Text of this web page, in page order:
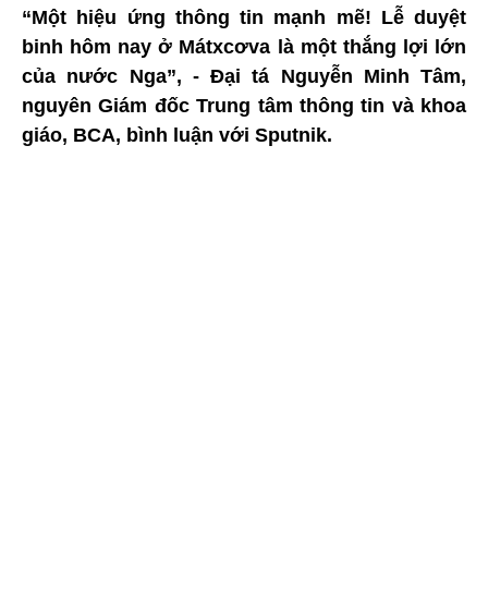
“Một hiệu ứng thông tin mạnh mẽ! Lễ duyệt
binh hôm nay ở Mátxcơva là một thắng lợi lớn
của nước Nga”, - Đại tá Nguyễn Minh Tâm,
nguyên Giám đốc Trung tâm thông tin và khoa
giáo, BCA, bình luận với Sputnik.